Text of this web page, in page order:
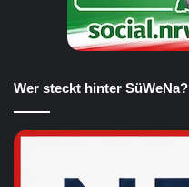
Wer steckt hinter SüWeNa?